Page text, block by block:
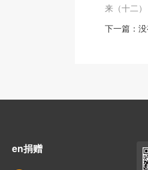
来（十二）
下一篇：
en捐赠